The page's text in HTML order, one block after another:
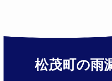
松茂町の雨